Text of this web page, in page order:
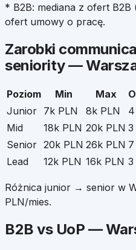
* B2B: mediana z ofert
ofert umowy o pracę.
Zarobki
seniority —
Poziom Min Max
Junior 7k PLN 8k PLN
4
Mid
18k PLN 20k PLN 3
Senior 20k PLN 26k PLN 7
Lead
12k PLN 16k PLN 3
Różnica junior → senior w
PLN/mies.
B2B vs UoP —